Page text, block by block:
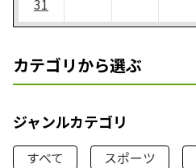
カテゴリから選ぶ
ジャンルカテゴリ
すべて スポーツ